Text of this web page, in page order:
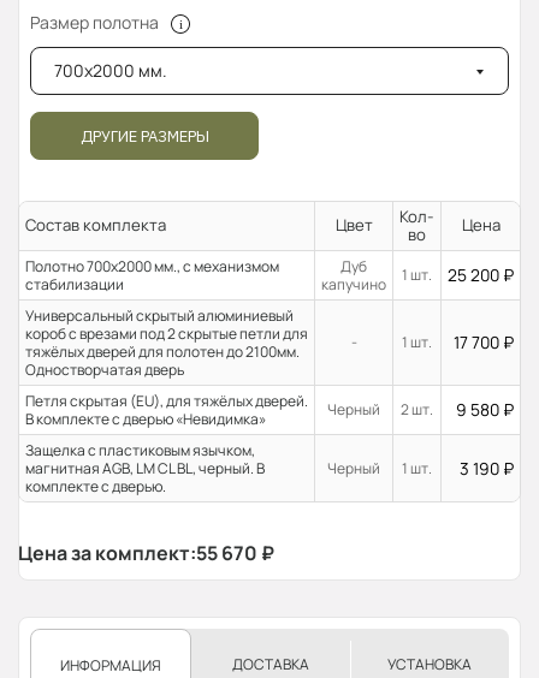
Размер полотна
700x2000 мм.
ДРУГИЕ РАЗМЕРЫ
Состав комплекта Цвет
Кол-
во
Цена
Полотно 700x2000 мм., с механизмом
стабилизации
Дуб
капучино
1 шт. 25 200 ₽
Универсальный скрытый алюминиевый
короб с врезами под 2 скрытые петли для
тяжёлых дверей для полотен до 2100мм.
Одностворчатая дверь
- 1 шт. 17 700 ₽
Петля скрытая (EU), для тяжёлых дверей.
В комплекте с дверью «Невидимка»
Черный 2 шт. 9 580 ₽
Защелка с пластиковым язычком,
магнитная AGB, LM CL BL, черный. В
комплекте с дверью.
Черный 1 шт. 3 190 ₽
Цена за комплект:55 670 ₽
ИНФОРМАЦИЯ ДОСТАВКА УСТАНОВКА